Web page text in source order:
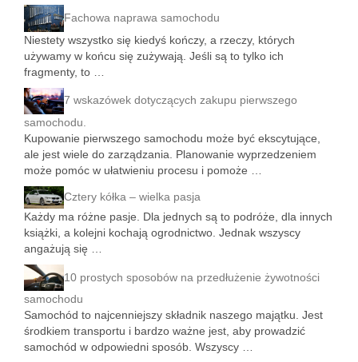
Fachowa naprawa samochodu
Niestety wszystko się kiedyś kończy, a rzeczy, których
używamy w końcu się zużywają. Jeśli są to tylko ich
fragmenty, to …
7 wskazówek dotyczących zakupu pierwszego
samochodu.
Kupowanie pierwszego samochodu może być ekscytujące,
ale jest wiele do zarządzania. Planowanie wyprzedzeniem
może pomóc w ułatwieniu procesu i pomoże …
Cztery kółka – wielka pasja
Każdy ma różne pasje. Dla jednych są to podróże, dla innych
książki, a kolejni kochają ogrodnictwo. Jednak wszyscy
angażują się …
10 prostych sposobów na przedłużenie żywotności
samochodu
Samochód to najcenniejszy składnik naszego majątku. Jest
środkiem transportu i bardzo ważne jest, aby prowadzić
samochód w odpowiedni sposób. Wszyscy …